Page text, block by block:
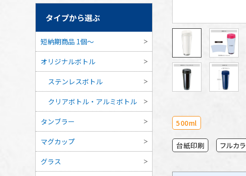
タイプから選ぶ
短納期商品 1個〜
オリジナルボトル
ステンレスボトル
クリアボトル・アルミボトル
タンブラー
マグカップ
グラス
500ml
台紙印刷 フルカ